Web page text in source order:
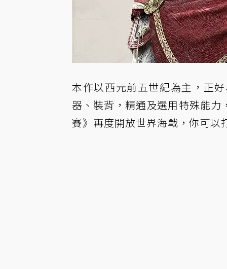
本作以西元前五世紀為主，正
器、裝背，精通及選用特殊能
賽》再度開放世界海戰，你可